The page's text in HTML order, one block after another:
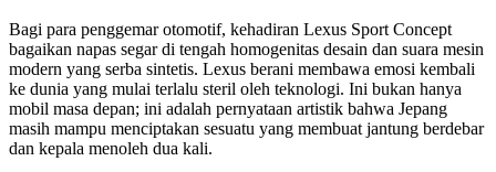
Bagi para penggemar otomotif, kehadiran Lexus Sport Concept
bagaikan napas segar di tengah homogenitas desain dan suara mesin
modern yang serba sintetis. Lexus berani membawa emosi kembali
ke dunia yang mulai terlalu steril oleh teknologi. Ini bukan hanya
mobil masa depan; ini adalah pernyataan artistik bahwa Jepang
masih mampu menciptakan sesuatu yang membuat jantung berdebar
dan kepala menoleh dua kali.